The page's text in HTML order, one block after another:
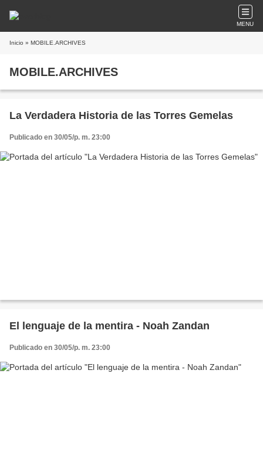
MENU
Inicio » MOBILE.ARCHIVES
MOBILE.ARCHIVES
La Verdadera Historia de las Torres Gemelas
Publicado en 30/05/p. m. 23:00
El lenguaje de la mentira - Noah Zandan
Publicado en 30/05/p. m. 23:00